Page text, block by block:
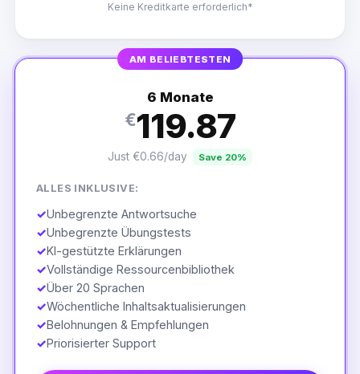
Keine Kreditkarte erforderlich*
AM BELIEBTESTEN
6 Monate
€119.87
Just €0.66/day Save 20%
ALLES INKLUSIVE:
✓Unbegrenzte Antwortsuche
✓Unbegrenzte Übungstests
✓KI-gestützte Erklärungen
✓Vollständige Ressourcenbibliothek
✓Über 20 Sprachen
✓Wöchentliche Inhaltsaktualisierungen
✓Belohnungen & Empfehlungen
✓Priorisierter Support